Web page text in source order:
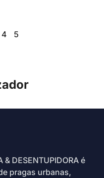
4 5
& DESENTUPIDORA é
pragas urbanas,